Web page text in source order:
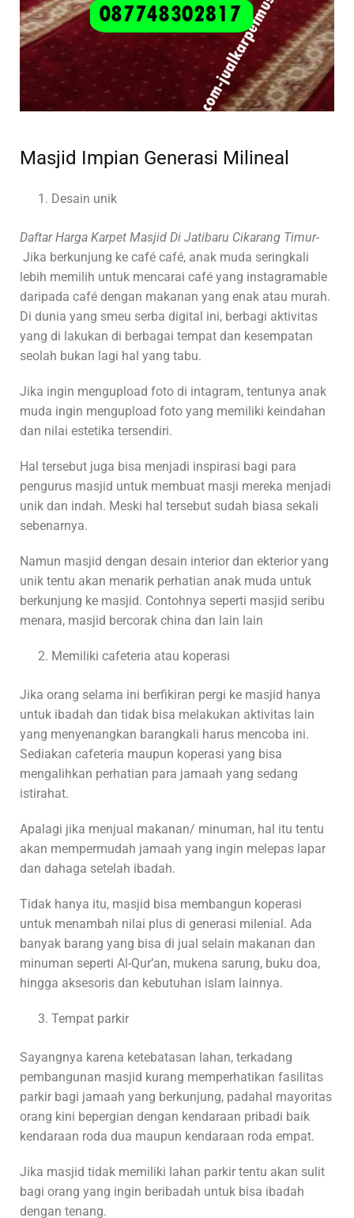
Masjid Impian Generasi Milineal
Desain unik
Daftar Harga Karpet Masjid Di Jatibaru Cikarang Timur-
Jika berkunjung ke café café, anak muda seringkali
lebih memilih untuk mencarai café yang instagramable
daripada café dengan makanan yang enak atau murah.
Di dunia yang smeu serba digital ini, berbagi aktivitas
yang di lakukan di berbagai tempat dan kesempatan
seolah bukan lagi hal yang tabu.
Jika ingin mengupload foto di intagram, tentunya anak
muda ingin mengupload foto yang memiliki keindahan
dan nilai estetika tersendiri.
Hal tersebut juga bisa menjadi inspirasi bagi para
pengurus masjid untuk membuat masji mereka menjadi
unik dan indah. Meski hal tersebut sudah biasa sekali
sebenarnya.
Namun masjid dengan desain interior dan ekterior yang
unik tentu akan menarik perhatian anak muda untuk
berkunjung ke masjid. Contohnya seperti masjid seribu
menara, masjid bercorak china dan lain lain
Memiliki cafeteria atau koperasi
Jika orang selama ini berfikiran pergi ke masjid hanya
untuk ibadah dan tidak bisa melakukan aktivitas lain
yang menyenangkan barangkali harus mencoba ini.
Sediakan cafeteria maupun koperasi yang bisa
mengalihkan perhatian para jamaah yang sedang
istirahat.
Apalagi jika menjual makanan/ minuman, hal itu tentu
akan mempermudah jamaah yang ingin melepas lapar
dan dahaga setelah ibadah.
Tidak hanya itu, masjid bisa membangun koperasi
untuk menambah nilai plus di generasi milenial. Ada
banyak barang yang bisa di jual selain makanan dan
minuman seperti Al-Qur’an, mukena sarung, buku doa,
hingga aksesoris dan kebutuhan islam lainnya.
Tempat parkir
Sayangnya karena ketebatasan lahan, terkadang
pembangunan masjid kurang memperhatikan fasilitas
parkir bagi jamaah yang berkunjung, padahal mayoritas
orang kini bepergian dengan kendaraan pribadi baik
kendaraan roda dua maupun kendaraan roda empat.
Jika masjid tidak memiliki lahan parkir tentu akan sulit
bagi orang yang ingin beribadah untuk bisa ibadah
dengan tenang.